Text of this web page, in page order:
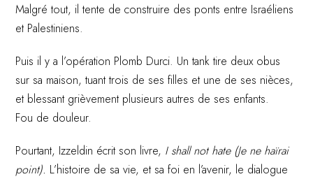
Malgré tout, il tente de construire des ponts entre Israéliens
et Palestiniens.
Puis il y a l’opération Plomb Durci. Un tank tire deux obus
sur sa maison, tuant trois de ses filles et une de ses nièces,
et blessant grièvement plusieurs autres de ses enfants.
Fou de douleur.
Pourtant, Izzeldin écrit son livre, I shall not hate (Je ne haïrai
point). L’histoire de sa vie, et sa foi en l’avenir, le dialogue